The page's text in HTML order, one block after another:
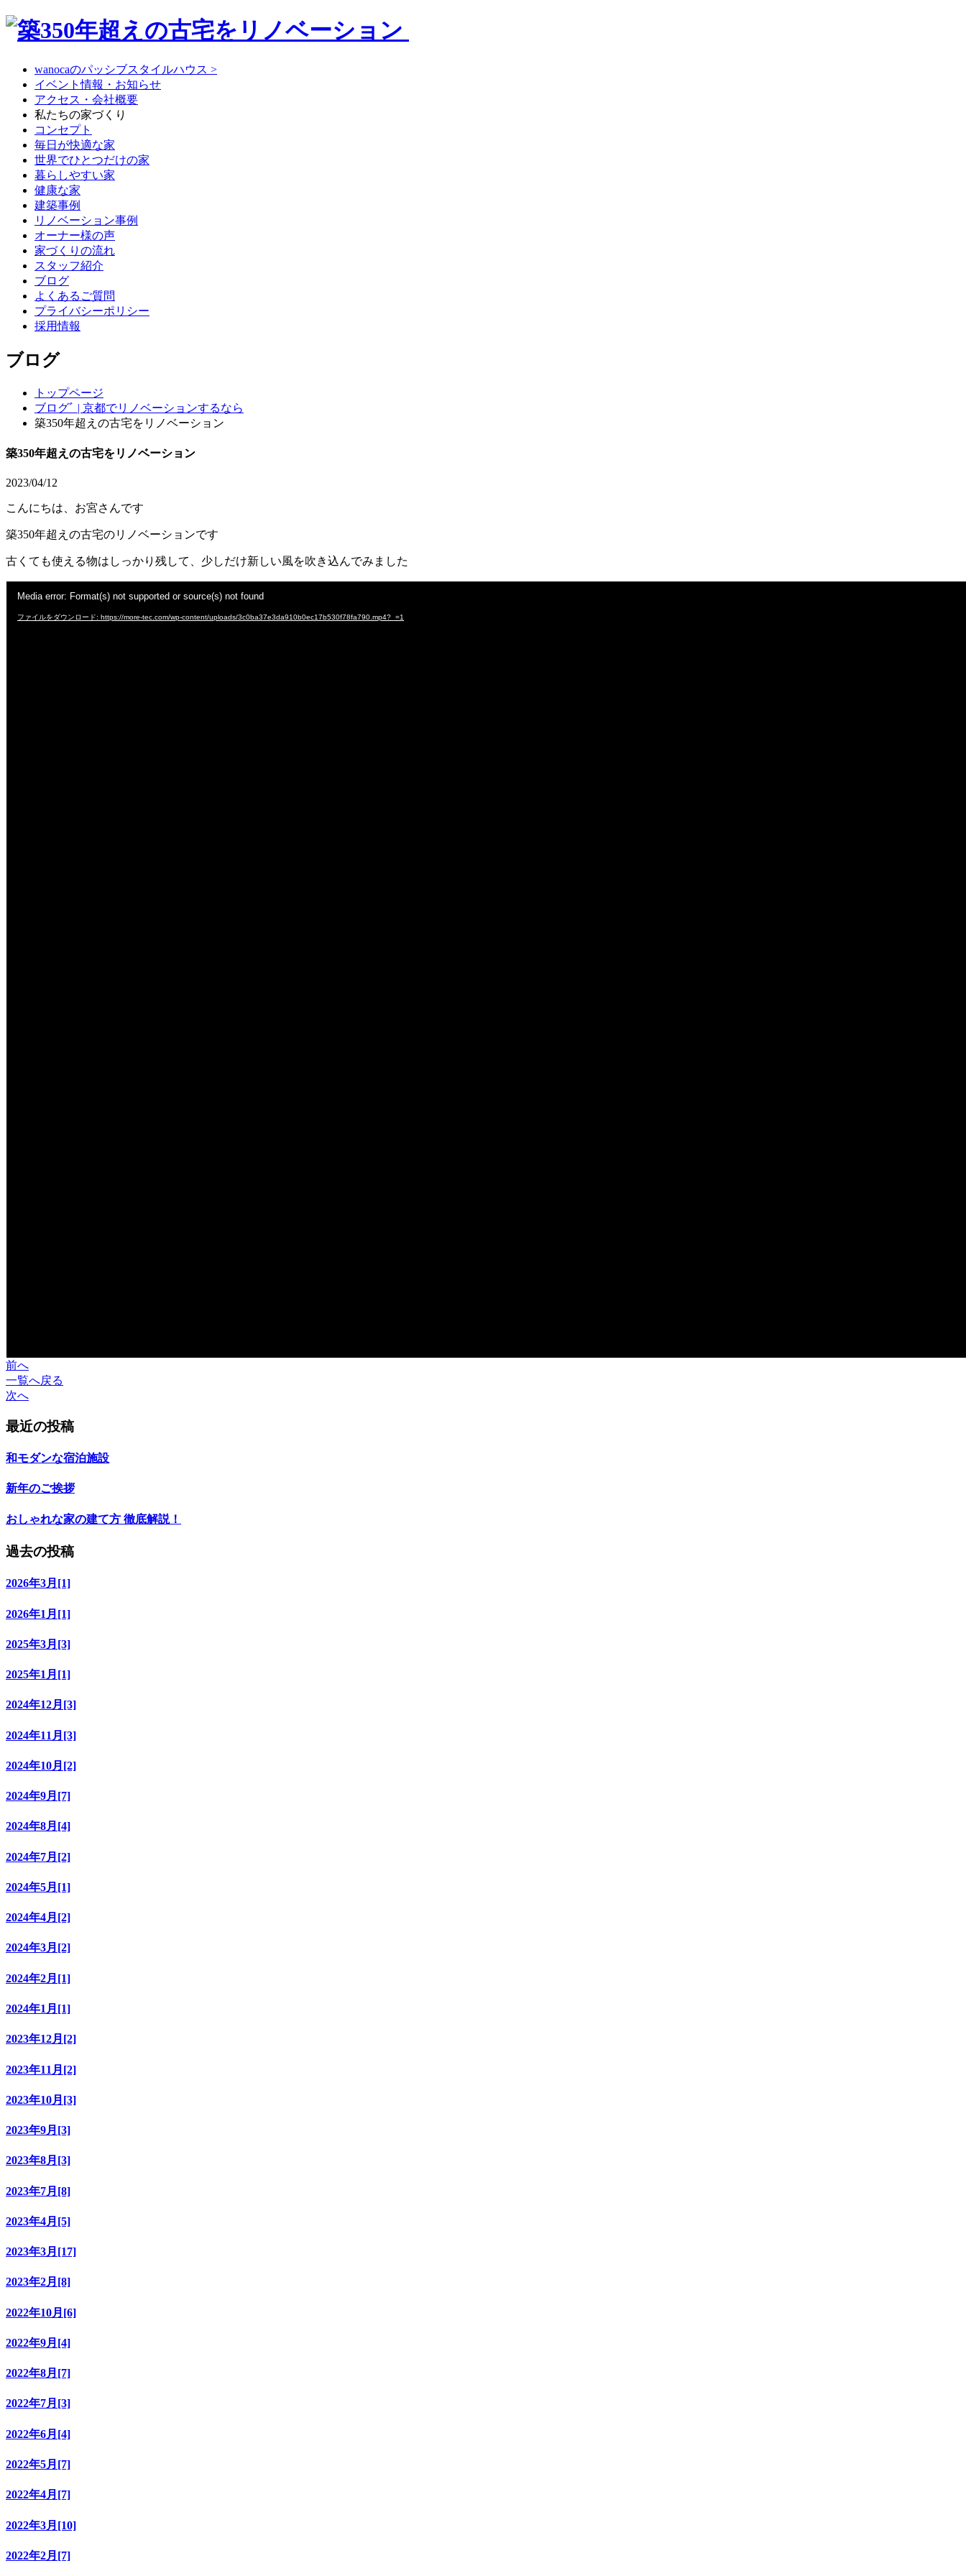
wanocaのパッシブスタイルハウス >
イベント情報・お知らせ
アクセス・会社概要
私たちの家づくり
コンセプト
毎日が快適な家
世界でひとつだけの家
暮らしやすい家
健康な家
建築事例
リノベーション事例
オーナー様の声
家づくりの流れ
スタッフ紹介
ブログ
よくあるご質問
プライバシーポリシー
採用情報
ブログ
トップページ
ブログﾞ | 京都でリノベーションするなら
築350年超えの古宅をリノベーション
築350年超えの古宅をリノベーション
2023/04/12
こんにちは、お宮さんです
築350年超えの古宅のリノベーションです
古くても使える物はしっかり残して、少しだけ新しい風を吹き込んでみました
Media error: Format(s) not supported or source(s) not found
ファイルをダウンロード: https://more-tec.com/wp-content/uploads/3c0ba37e3da910b0ec17b530f78fa790.mp4?_=1
前へ
一覧へ戻る
次へ
最近の投稿
和モダンな宿泊施設
新年のご挨拶
おしゃれな家の建て方 徹底解説！
過去の投稿
2026年3月[1]
2026年1月[1]
2025年3月[3]
2025年1月[1]
2024年12月[3]
2024年11月[3]
2024年10月[2]
2024年9月[7]
2024年8月[4]
2024年7月[2]
2024年5月[1]
2024年4月[2]
2024年3月[2]
2024年2月[1]
2024年1月[1]
2023年12月[2]
2023年11月[2]
2023年10月[3]
2023年9月[3]
2023年8月[3]
2023年7月[8]
2023年4月[5]
2023年3月[17]
2023年2月[8]
2022年10月[6]
2022年9月[4]
2022年8月[7]
2022年7月[3]
2022年6月[4]
2022年5月[7]
2022年4月[7]
2022年3月[10]
2022年2月[7]